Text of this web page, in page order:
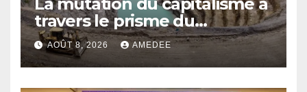
La mutation du capitalisme à
travers le prisme du
Continuisme : de l’économie
de l’extraction à l’économie
de la continuité
AOÛT 8, 2026 AMEDEE